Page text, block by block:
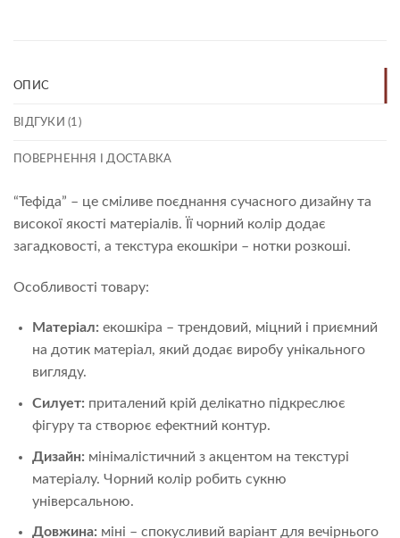
ОПИС
ВІДГУКИ (1)
ПОВЕРНЕННЯ І ДОСТАВКА
“Тефіда” – це сміливе поєднання сучасного дизайну та
високої якості матеріалів. Її чорний колір додає
загадковості, а текстура екошкіри – нотки розкоші.
Особливості товару:
Матеріал: екошкіра – трендовий, міцний і приємний
на дотик матеріал, який додає виробу унікального
вигляду.
Силует: приталений крій делікатно підкреслює
фігуру та створює ефектний контур.
Дизайн: мінімалістичний з акцентом на текстурі
матеріалу. Чорний колір робить сукню
універсальною.
Довжина: міні – спокусливий варіант для вечірнього